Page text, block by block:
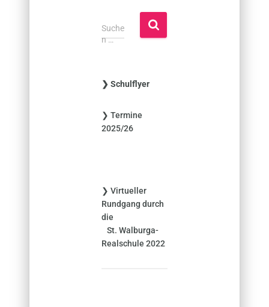
S
u
n
a
c
Suche
n …
❯ Schulflyer
❯ Termine
2025/26
❯ Virtueller
Rundgang durch
die
St. Walburga-
Realschule 2022